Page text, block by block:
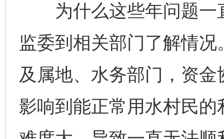
为什么这些年问题一
监委到相关部门了解情
及属地、水务部门，资
影响到能正常用水村民